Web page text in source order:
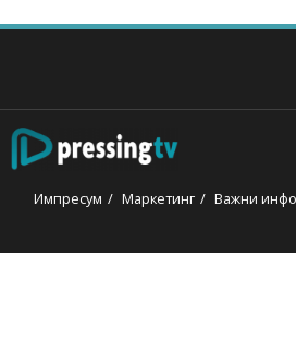
Импресум Маркетинг
Важни